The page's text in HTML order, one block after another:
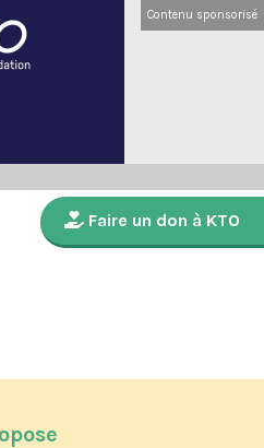
Contenu sponsorisé
Faire un don à KTO